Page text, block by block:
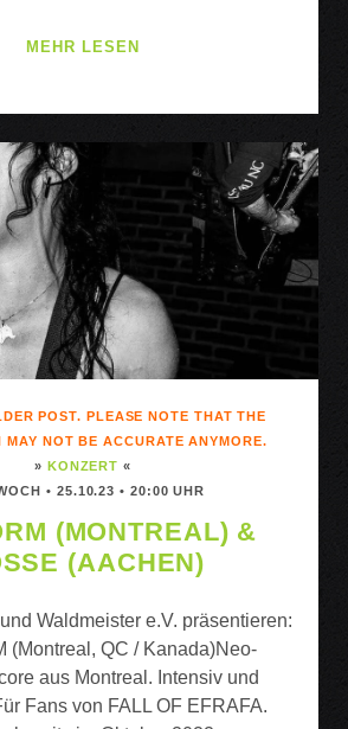
MEHR LESEN
BROTHERS/KING
KRIMSEKT
&
MONSTER
DECO
POST. PLEASE NOTE THAT THE
MAY NOT BE ACCURATE ANYMORE.
» KONZERT «
• 25.10.23 • 20:00 UHR
(MONTREAL) &
(AACHEN)
Waldmeister e.V. präsentieren:
(Montreal, QC / Kanada)Neo-
aus Montreal. Intensiv und
Fans von FALL OF EFRAFA.